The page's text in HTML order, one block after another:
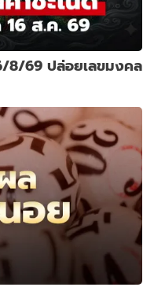
8/69 ปล่อยเลขมงคล